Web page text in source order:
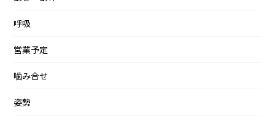
呼吸
営業予定
噛み合せ
姿勢